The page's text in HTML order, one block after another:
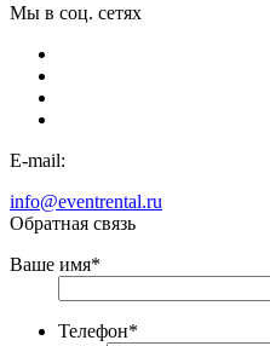
Мы в соц. сетях
E-mail:
info@eventrental.ru
Обратная связь
Ваше имя*
Телефон*